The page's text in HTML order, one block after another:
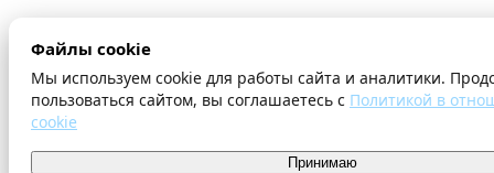
Файлы cookie
Мы используем cookie для работы сайта и аналитики.
пользоваться сайтом, вы соглашаетесь с Политикой в
cookie
Принимаю
Оплата и доставка
Шиномонтаж
Контакты
...